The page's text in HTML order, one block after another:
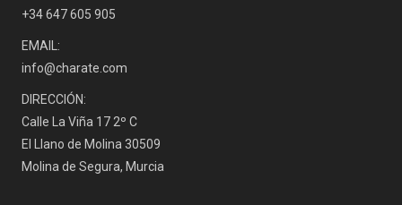
+34 647 605 905
EMAIL:
info@charate.com
DIRECCIÓN:
Calle La Viña 17 2º C
El Llano de Molina 30509
Molina de Segura, Murcia